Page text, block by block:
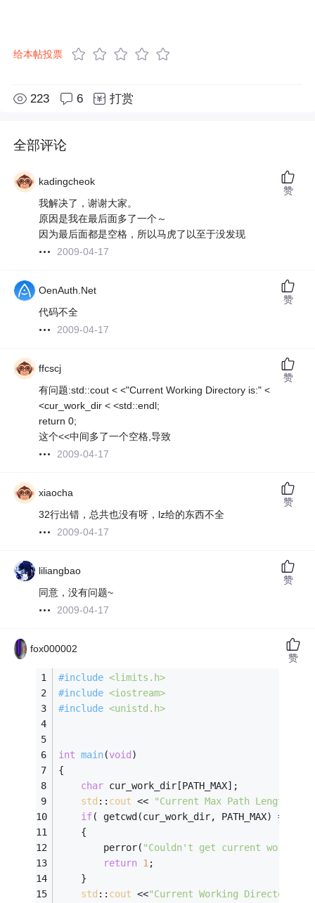
给本帖投票
223 6 打赏
全部评论
kadingcheok
我解决了，谢谢大家。
原因是我在最后面多了一个～
因为最后面都是空格，所以马虎了以至于没发现
2009-04-17
赞
OenAuth.Net
代码不全
2009-04-17
赞
ffcscj
有问题:std::cout < <"Current Working Directory is:" <
<cur_work_dir < <std::endl;
return 0;
这个<<中间多了一个空格,导致
2009-04-17
赞
xiaocha
32行出错，总共也没有呀，lz给的东西不全
2009-04-17
赞
liliangbao
同意，没有问题~
2009-04-17
赞
fox000002
#include <limits.h>
#include <iostream>
#include <unistd.h>
int main(void )
{
char cur_work_dir[PATH_MAX];
std :: cout <<
"Current Max Path Length Is
if( getcwd(cur_work_dir, PATH_MAX) ==
    {
        perror(
"Couldn't get current
return 1;
    }
std :: cout <<"Current Working Directory
赞